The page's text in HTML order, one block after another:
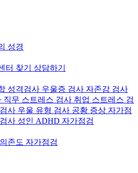
성경
터 찾기 상담하기
성격검사 우울증 검사 자존감 검사
직무 스트레스 검사 취업 스트레스 검
사 우울 유형 검사 공황 증상 자가점
사 성인 ADHD 자가점검
존도 자가점검